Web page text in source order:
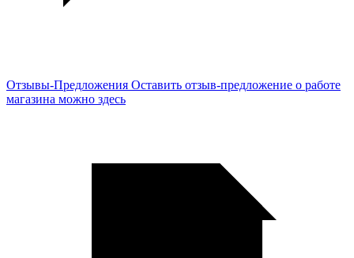
Отзывы-Предложения Оставить отзыв-предложение о работе
магазина можно здесь